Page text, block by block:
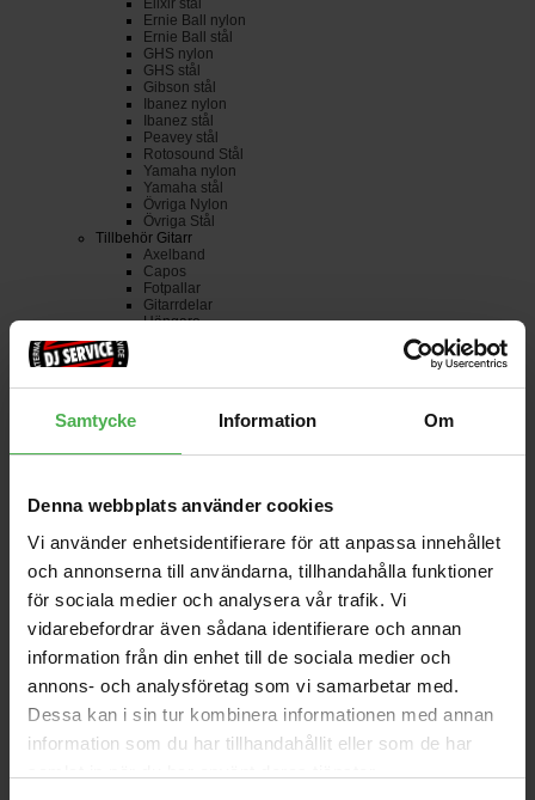
Samtycke Information Om
Denna webbplats använder cookies
Vi använder enhetsidentifierare för att anpassa innehållet
och annonserna till användarna, tillhandahålla funktioner
för sociala medier och analysera vår trafik. Vi
vidarebefordrar även sådana identifierare och annan
information från din enhet till de sociala medier och
annons- och analysföretag som vi samarbetar med.
Dessa kan i sin tur kombinera informationen med annan
information som du har tillhandahållit eller som de har
Elixir stål
Ernie Ball nylon
Ernie Ball stål
GHS nylon
GHS stål
Gibson stål
Ibanez nylon
Ibanez stål
Peavey stål
Rotosound Stål
Yamaha nylon
Yamaha stål
Övriga Nylon
Övriga Stål
Tillbehör Gitarr
Axelband
Capos
Fotpallar
Gitarrdelar
Hängare
Rengöring
Stämapparater
12 strängade
3/4
6 strängade Med Mik
Paket
Vänster
Vänster Med Mik
Övriga
HI-FI
Adapters
Audiokablar
Digitalkablar
Högtalarkablar
Högtalare